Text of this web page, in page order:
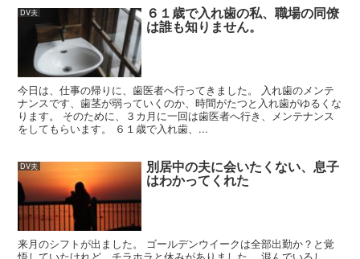
DV夫 ６１歳で入れ歯の私、職場の同僚
は誰も知りません。
今日は、仕事の帰りに、歯医者へ行ってきました。 入れ歯のメンテ
ナンスです、歯茎が弱っていくのか、時間がたつと入れ歯がゆるくな
ります。 そのために、３カ月に一回は歯医者へ行き、メンテナンス
をしてもらいます。 ６１歳で入れ歯、...
DV夫 別居中の夫に会いたくない、息子
はわかってくれた
来月のシフトが出ました。 ゴールデンウイークは全部出勤か？と覚